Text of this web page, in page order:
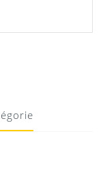
10/10/2025